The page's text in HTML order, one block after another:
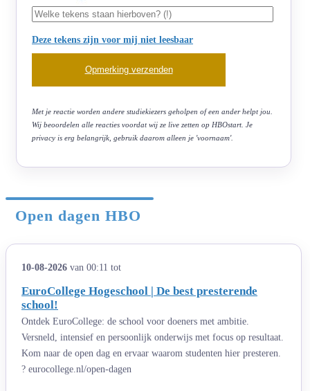
Deze tekens zijn voor mij niet leesbaar
Met je reactie worden andere studiekiezers geholpen of een ander helpt jou.
Wij beoordelen alle reacties voordat wij ze live zetten op HBOstart. Je
privacy is erg belangrijk, gebruik daarom alleen je 'voornaam'.
Open dagen HBO
10-08-2026 van 00:11 tot
EuroCollege Hogeschool | De best presterende
school!
Ontdek EuroCollege: de school voor doeners met ambitie.
Versneld, intensief en persoonlijk onderwijs met focus op resultaat.
Kom naar de open dag en ervaar waarom studenten hier presteren.
? eurocollege.nl/open-dagen